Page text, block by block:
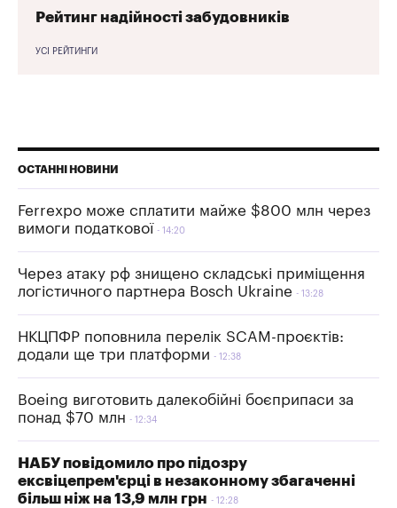
Рейтинг надійності забудовників
УСІ РЕЙТИНГИ
ОСТАННІ НОВИНИ
Ferrexpo може сплатити майже $800 млн через
вимоги податкової
14:20
Через атаку рф знищено складські приміщення
логістичного партнера Bosch Ukraine
13:28
НКЦПФР поповнила перелік SCAM-проєктів:
додали ще три платформи
12:38
Boeing виготовить далекобійні боєприпаси за
понад $70 млн
12:34
НАБУ повідомило про підозру
ексвіцепрем'єрці в незаконному збагаченні
більш ніж на 13,9 млн грн
12:28